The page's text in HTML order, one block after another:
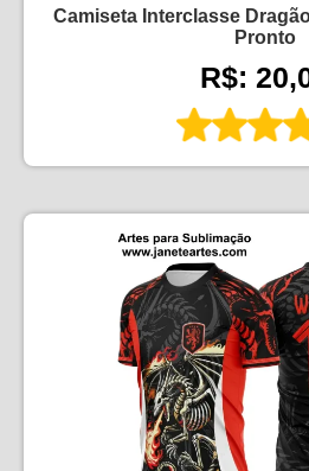
Camiseta Interclasse
Pronto
R$: